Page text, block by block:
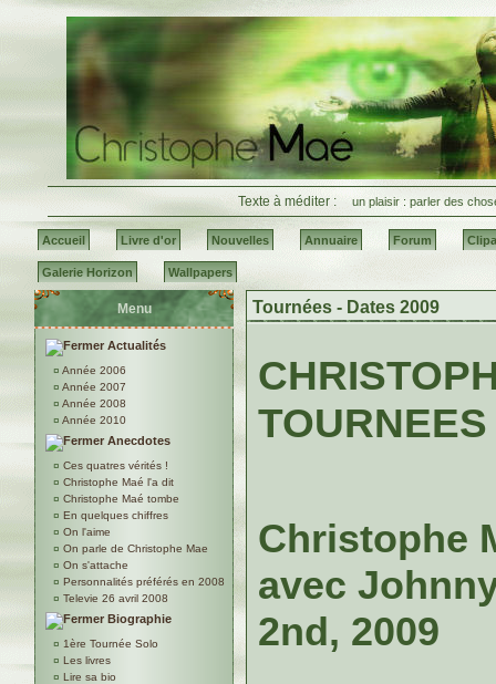
Texte à méditer : un plaisir : parler des
Accueil Livre d'or Nouvelles Annuaire Forum
Galerie Horizon Wallpapers
Menu
Actualités
¤ Année 2006
¤ Année 2007
¤ Année 2008
¤ Année 2010
Anecdotes
¤ Ces quatres vérités !
¤ Christophe Maé l'a dit
¤ Christophe Maé tombe
¤ En quelques chiffres
¤ On l'aime
¤ On parle de Christophe Mae
¤ On s'attache
¤ Personnalités préférés en 2008
¤ Televie 26 avril 2008
Biographie
¤ 1ère Tournée Solo
¤ Les livres
¤ Lire sa bio
Tournées - Dates 2009
TOURNEES
Christophe
avec
2nd, 2009